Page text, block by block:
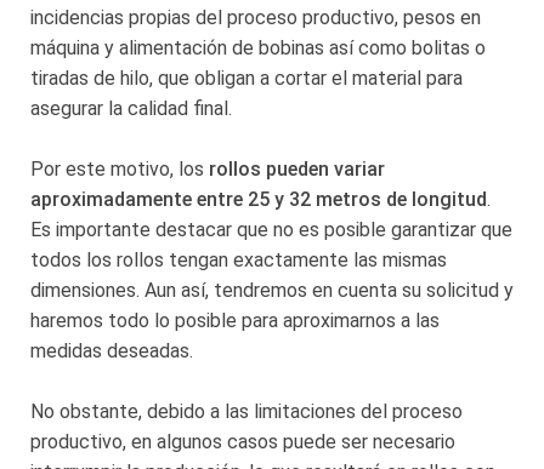
incidencias propias del proceso productivo, pesos en
máquina y alimentación de bobinas así como bolitas o
tiradas de hilo, que obligan a cortar el material para
asegurar la calidad final.
Por este motivo, los rollos pueden variar
aproximadamente entre 25 y 32 metros de longitud.
Es importante destacar que no es posible garantizar que
todos los rollos tengan exactamente las mismas
dimensiones. Aun así, tendremos en cuenta su solicitud y
haremos todo lo posible para aproximarnos a las
medidas deseadas.
No obstante, debido a las limitaciones del proceso
productivo, en algunos casos puede ser necesario